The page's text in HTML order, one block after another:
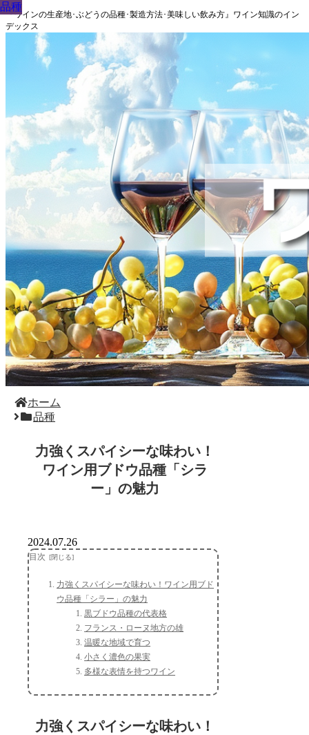
『ワインの生産地･ぶどうの品種･製造方法･美味しい飲み方』ワイン知識のイン
デックス
ホーム
品種
力強くスパイシーな味わい！
ワイン用ブドウ品種「シラ
ー」の魅力
品種
2024.07.26
目次
力強くスパイシーな味わい！ワイン用ブド
ウ品種「シラー」の魅力
黒ブドウ品種の代表格
フランス・ローヌ地方の雄
温暖な地域で育つ
小さく濃色の果実
多様な表情を持つワイン
力強くスパイシーな味わい！
品種
品種
品種
品種
品種
品種
品種
品種